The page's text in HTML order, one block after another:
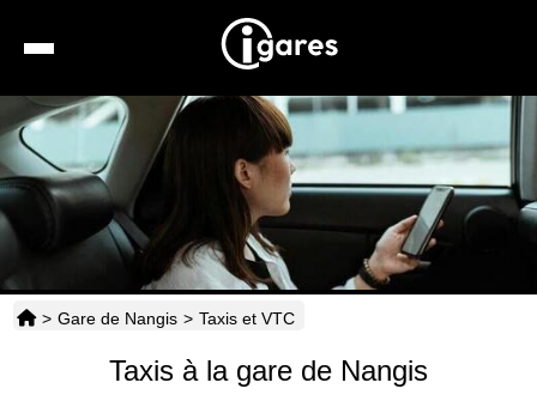
Recherche
Location de voiture
Hôtels
Taxis
> Gare de Nangis > Taxis et VTC
Taxis à la gare de Nangis